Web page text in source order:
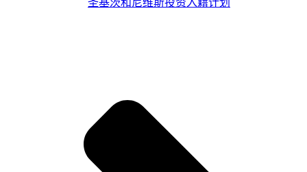
圣基茨和尼维斯投资入籍计划